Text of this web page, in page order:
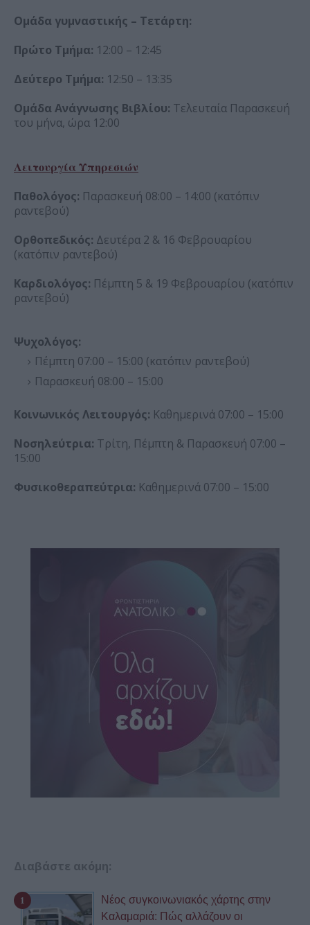
Ομάδα γυμναστικής – Τετάρτη:
Πρώτο Τμήμα: 12:00 – 12:45
Δεύτερο Τμήμα: 12:50 – 13:35
Ομάδα Ανάγνωσης Βιβλίου: Τελευταία Παρασκευή
του μήνα, ώρα 12:00
Λειτουργία Υπηρεσιών
Παθολόγος: Παρασκευή 08:00 – 14:00 (κατόπιν
ραντεβού)
Ορθοπεδικός: Δευτέρα 2 & 16 Φεβρουαρίου
(κατόπιν ραντεβού)
Καρδιολόγος: Πέμπτη 5 & 19 Φεβρουαρίου (κατόπιν
ραντεβού)
Ψυχολόγος:
Πέμπτη 07:00 – 15:00 (κατόπιν ραντεβού)
Παρασκευή 08:00 – 15:00
Κοινωνικός Λειτουργός: Καθημερινά 07:00 – 15:00
Νοσηλεύτρια: Τρίτη, Πέμπτη & Παρασκευή 07:00 –
15:00
Φυσικοθεραπεύτρια: Καθημερινά 07:00 – 15:00
Διαβάστε ακόμη:
Νέος συγκοινωνιακός χάρτης στην
Καλαμαριά: Πώς αλλάζουν οι